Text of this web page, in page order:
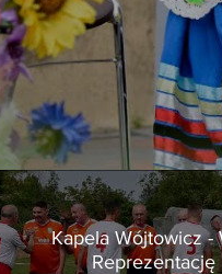
Kapela Wójtowicz -
Reprezentację